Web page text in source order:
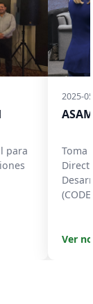
para
2025-
Toma
Ver